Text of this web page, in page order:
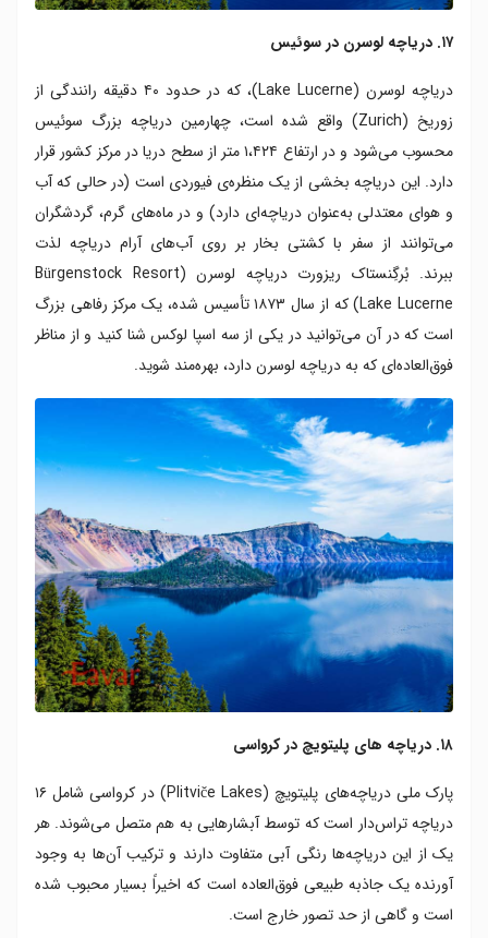
۱۷. دریاچه لوسرن در سوئیس
دریاچه لوسرن (Lake Lucerne)، که در حدود ۴۰ دقیقه رانندگی از
زوریخ (Zurich) واقع شده است، چهارمین دریاچه بزرگ سوئیس
محسوب می‌شود و در ارتفاع ۱،۴۲۴ متر از سطح دریا در مرکز کشور قرار
دارد. این دریاچه بخشی از یک منظره‌ی فیوردی است (در حالی که آب
و هوای معتدلی به‌عنوان دریاچه‌ای دارد) و در ماه‌های گرم، گردشگران
می‌توانند از سفر با کشتی بخار بر روی آب‌های آرام دریاچه لذت
ببرند. بُرگِنستاک ریزورت دریاچه لوسرن (Bürgenstock Resort
Lake Lucerne) که از سال ۱۸۷۳ تأسیس شده، یک مرکز رفاهی بزرگ
است که در آن می‌توانید در یکی از سه اسپا لوکس شنا کنید و از مناظر
فوق‌العاده‌ای که به دریاچه لوسرن دارد، بهره‌مند شوید.
۱۸. دریاچه های پلیتویچ در کرواسی
پارک ملی دریاچه‌های پلیتویچ (Plitviče Lakes) در کرواسی شامل ۱۶
دریاچه‌ تراس‌دار است که توسط آبشارهایی به هم متصل می‌شوند. هر
یک از این دریاچه‌ها رنگی آبی متفاوت دارند و ترکیب آن‌ها به وجود
آورنده یک جاذبه طبیعی فوق‌العاده است که اخیراً بسیار محبوب شده
است و گاهی از حد تصور خارج است.